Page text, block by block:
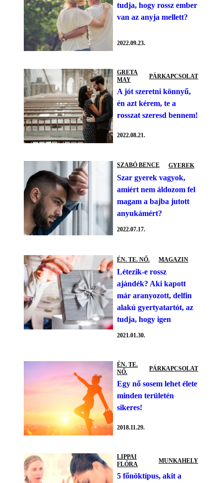
tudja, hogy rossz ember
van az anyja mellett?
2022.09.23.
GRETA
MAY
PÁRKAPCSOLAT
A jót szeretni könnyű,
én azt kérem, te a
rosszat szeresd bennem!
2022.08.21.
SZABÓ BENCE GYEREK
Szar gyerek vagyok,
amiért nem áldozom fel
magam a bajba jutott
anyukámért?
2022.07.17.
ÉN. TE. NŐ. MAGAZIN
Létezik-e rossz
ajándék? Aki kapott
már aranyozott, delfin
alakú gyertyatartót, az
tudja, hogy igen
2021.01.30.
ÉN. TE.
NŐ.
PÁRKAPCSOLAT
Egy nő sosem lehet élete
minden területén
sikeres!
2018.11.29.
LIPPAI
FLÓRA
MUNKAHELY
5 főnöktípus, akit a